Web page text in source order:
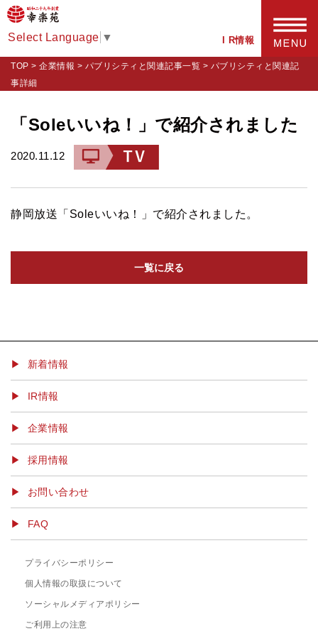
Select Language ▼ I R情報
TOP > 企業情報 > パブリシティと関連記事一覧 > パブリシティと関連記
事詳細
「Soleいいね！」で紹介されました
2020.11.12
静岡放送「Soleいいね！」で紹介されました。
一覧に戻る
▶ 新着情報
IR情報
企業情報
採用情報
お問い合わせ
FAQ
プライバシーポリシー
個人情報の取扱について
ソーシャルメディアポリシー
ご利用上の注意